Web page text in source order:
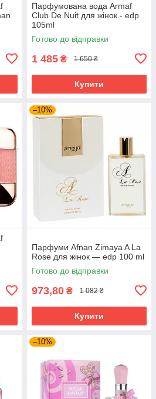
Парфумована вода Armaf
Club De Nuit для жінок - edp
105ml
Готово до відправки
1 485 ₴ 1 650 ₴
Купити
–10%
Парфуми Afnan Zimaya A La
Rose для жінок — edp 100 ml
Готово до відправки
973,80 ₴ 1 082 ₴
Купити
–10%